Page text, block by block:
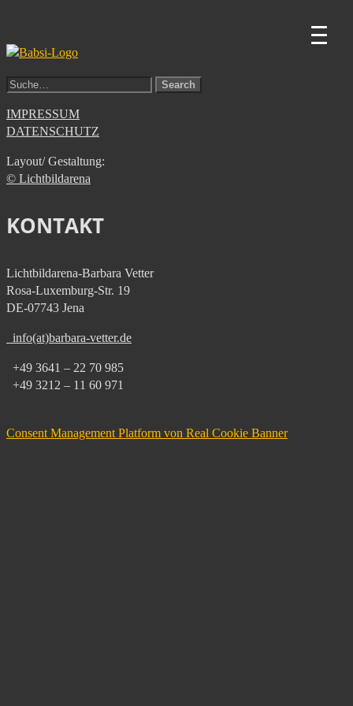
springen
BARBARA
VETTER
|REPORTAGEN
LICHTBILDARENA
IMPRESSUM
DATENSCHUTZ
Layout/ Gestal­tung:
© Licht­bilda­re­na
KONTAKT
Licht­bilda­re­na-Bar­ba­ra Vetter
Rosa-Luxem­burg-Str. 19
DE-07743 Jena
info(at)barbara-vetter.de
+49 3641 – 22 70 985
+49 3212 – 11 60 971
Consent Management Platform von Real Cookie Banner